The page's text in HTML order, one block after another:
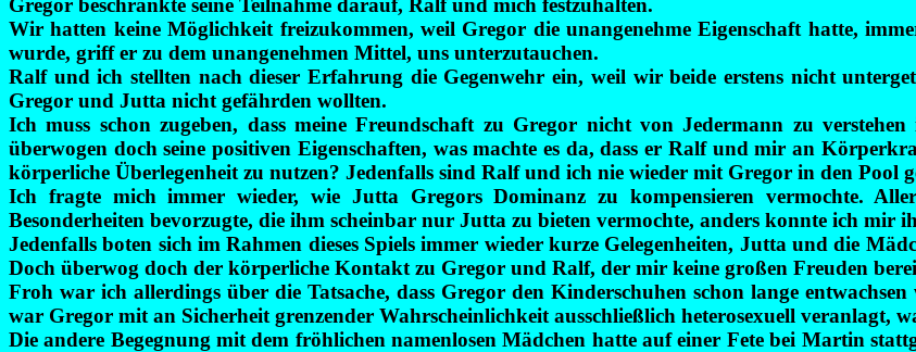
Gregor beschränkte seine Teilnahme darauf, Ralf und mich festzuhalten.
Wir hatten keine Möglichkeit freizukommen, weil Gregor die unangenehme Eigenschaft hatte,
wurde, griff er zu dem unangenehmen Mittel, uns unterzutauchen.
Ralf und ich stellten nach dieser Erfahrung die Gegenwehr ein, weil wir beide erstens nicht
Gregor und Jutta nicht gefährden wollten.
Ich muss schon zugeben, dass meine Freundschaft zu Gregor nicht von Jedermann zu
überwogen doch seine positiven Eigenschaften, was machte es da, dass er Ralf und mir an
körperliche Überlegenheit zu nutzen? Jedenfalls sind Ralf und ich nie wieder mit Gregor in den Pool
Ich fragte mich immer wieder, wie Jutta Gregors Dominanz zu kompensieren vermochte.
Besonderheiten bevorzugte, die ihm scheinbar nur Jutta zu bieten vermochte, anders konnte ich mir
Jedenfalls boten sich im Rahmen dieses Spiels immer wieder kurze Gelegenheiten, Jutta und die
Doch überwog doch der körperliche Kontakt zu Gregor und Ralf, der mir keine großen Freuden
Froh war ich allerdings über die Tatsache, dass Gregor den Kinderschuhen schon lange
war Gregor mit an Sicherheit grenzender Wahrscheinlichkeit ausschließlich heterosexuell veranlagt,
Die andere Begegnung mit dem fröhlichen namenlosen Mädchen hatte auf einer Fete bei Martin